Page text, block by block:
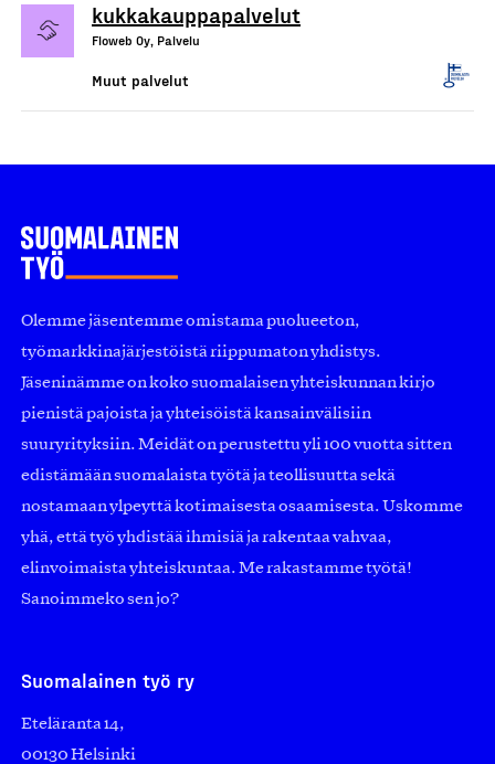
kukkakauppapalvelut
Floweb Oy, Palvelu
Muut palvelut
Olemme jäsentemme omistama puolueeton,
työmarkkinajärjestöistä riippumaton yhdistys.
Jäseninämme on koko suomalaisen yhteiskunnan kirjo
pienistä pajoista ja yhteisöistä kansainvälisiin
suuryrityksiin. Meidät on perustettu yli 100 vuotta sitten
edistämään suomalaista työtä ja teollisuutta sekä
nostamaan ylpeyttä kotimaisesta osaamisesta. Uskomme
yhä, että työ yhdistää ihmisiä ja rakentaa vahvaa,
elinvoimaista yhteiskuntaa. Me rakastamme työtä!
Sanoimmeko sen jo?
Suomalainen työ ry
Eteläranta 14,
00130 Helsinki